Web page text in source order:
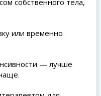
собственного тела,
или временно
— лучше